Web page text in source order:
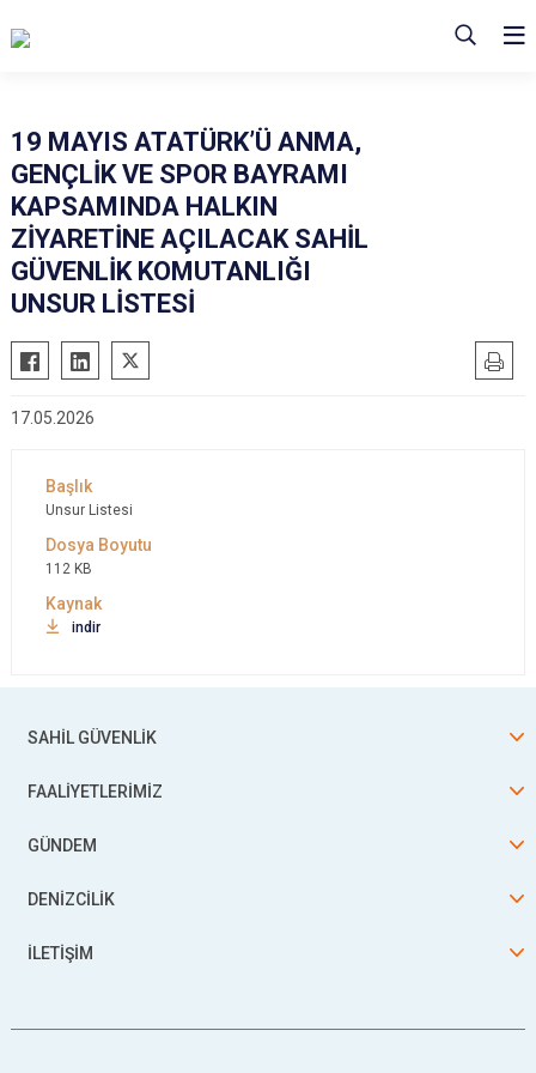
19 MAYIS ATATÜRK’Ü ANMA,
GENÇLİK VE SPOR BAYRAMI
KAPSAMINDA HALKIN
ZİYARETİNE AÇILACAK SAHİL
GÜVENLİK KOMUTANLIĞI
UNSUR LİSTESİ
17.05.2026
Unsur Listesi
112 KB
indir
SAHİL GÜVENLİK
FAALİYETLERİMİZ
GÜNDEM
DENİZCİLİK
İLETİŞİM